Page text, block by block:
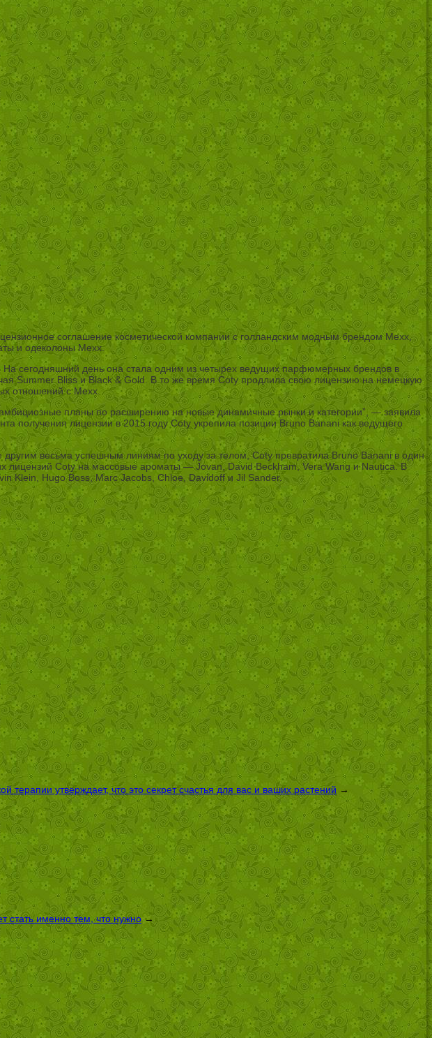
соглашение косметической компании с голландским модным брендом Mexx,
и одеколоны Mexx.
сегодняшний день она стала одним из четырех ведущих парфюмерных брендов в
Summer Bliss и Black & Gold. В то же время Coty продлила свою лицензию на немецкую
отношений с Mexx.
планы по расширению на новые динамичные рынки и категории”, — заявила
получения лицензии в 2015 году Coty укрепила позиции Bruno Banani как ведущего
весьма успешным линиям по уходу за телом, Coty превратила Bruno Banani в один
лицензий Coty на массовые ароматы — Jovan, David Beckham, Vera Wang и Nautica. В
Klein, Hugo Boss, Marc Jacobs, Chloe, Davidoff и Jil Sander.
утверждает, что это секрет счастья для вас и ваших растений →
стать именно тем, что нужно→